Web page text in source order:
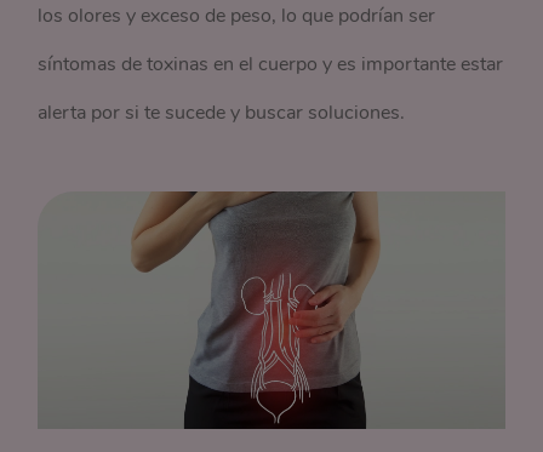
los olores y exceso de peso, lo que podrían ser
síntomas de toxinas en el cuerpo y es importante estar
alerta por si te sucede y buscar soluciones.